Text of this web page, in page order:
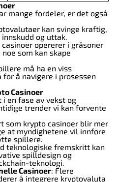
mange fordeler, er det også
kan svinge kraftig,
og uttak.
opererer i gråsoner
som kan skape
må ha en viss
å navigere i prosessen
Casinoer
en fase av vekst og
trender vi kan forvente
som krypto casinoer blir mer
at myndighetene vil innføre
spillere.
teknologiske fremskritt kan
spilldesign og
teknologi.
Casinoer: Flere
å integrere kryptovaluta